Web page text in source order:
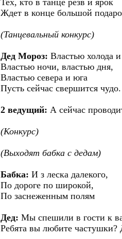
Тех, кто в танце резв и ярок
Ждет в конце большой
(Танцевальный конкурс)
Дед Мороз: Властью холода
Властью ночи, властью дня,
Властью севера и юга
Пусть сейчас свершится чудо.
2 ведущий: А сейчас
(Конкурс)
(Выходят бабка с дедам)
Бабка: И з леска далекого,
По дороге по широкой,
По заснеженным полям
Дед: Мы спешили в гости к
Ребята вы любите